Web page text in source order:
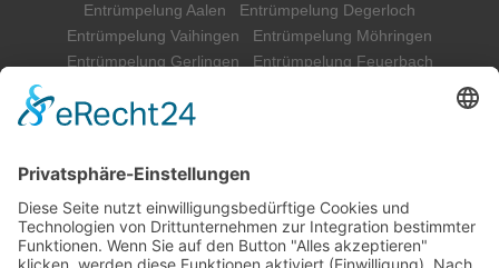
Entrümpelung Aalen
Entrümpelung Degerloch
Entrümpelung Vaihingen
Entrümpelung Möhringen
Entrümpelung Gerlingen
Entrümpelung Feuerbach
Aktenvernichtung Böblingen
Aktenvernichtung Göppingen
Aktenvernichtung Esslingen
Aktenvernichtung Gerlingen
Aktenvernichtung Feuerbach
Aktenvernichtung Killesberg
Aktenvernichtung Möhringen